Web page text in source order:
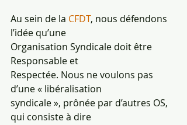
Au sein de la CFDT, nous défendons
l’idée qu’une
Organisation Syndicale doit être
Responsable et
Respectée. Nous ne voulons pas
d’une « libéralisation
syndicale », prônée par d’autres OS,
qui consiste à dire